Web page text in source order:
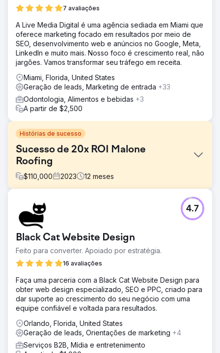
7 avaliações
A Live Media Digital é uma agência sediada em Miami que
oferece marketing focado em resultados por meio de
SEO, desenvolvimento web e anúncios no Google, Meta,
LinkedIn e muito mais. Nosso foco é crescimento real, não
jargões. Vamos transformar seu tráfego em receita.
Miami, Florida, United States
Geração de leads, Marketing de entrada +33
Odontologia, Alimentos e bebidas +3
A partir de $2,500
Histórias de sucesso
Sucesso de 20x ROI Malone
Roofing
$110,000 2023 12 meses
Desafio
Malone Roofing, um empreiteiro líder em coberturas,
enfrentou uma grande falta de leads de canais orgânicos,
publicitários e sociais, desafios em marketing digital,
busca de experiência em coberturas comerciais,
compreensão da marca e um parceiro qualificado em
SEO, mídia social e campanhas exclusivas
Adaptamos uma estratégia para a Malone Roofing,
melhorando a marca e a qualidade do chumbo. Esta foi
uma abordagem omnicanal, incluindo atualização do site,
calendário de conteúdo contínuo, SEO, gerenciamento
de mídia social, estudos de caso aprimorados e
implementação de vendas e esforços de marketing
baseados em contas.
Black Cat Website Design
Feito para converter. Apoiado por estratégia.
16 avaliações
4.7
Faça uma parceria com a Black Cat Website Design para
obter web design especializado, SEO e PPC, criado para
dar suporte ao crescimento do seu negócio com uma
equipe confiável e voltada para resultados.
Orlando, Florida, United States
Geração de leads, Orientações de marketing +4
Serviços B2B, Mídia e entretenimento